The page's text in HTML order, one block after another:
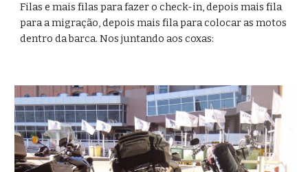
Filas e mais filas para fazer o check-in, depois mais fila
para a migração, depois mais fila para colocar as motos
dentro da barca. Nos juntando aos coxas: